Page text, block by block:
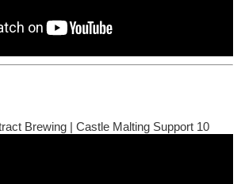
Brewing | Castle Malting Support 10